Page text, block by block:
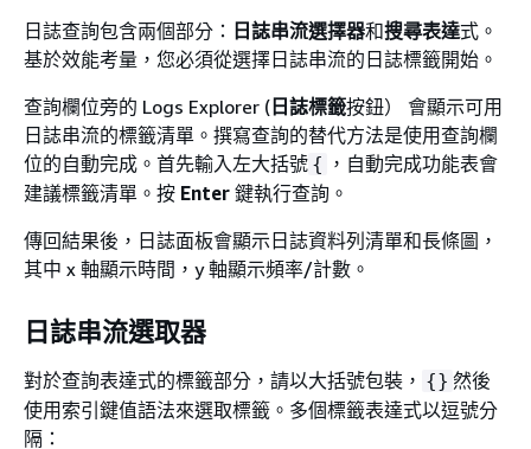
日誌查詢包含兩個部分： 日誌串流選擇器和搜尋表達式。
基於效能考量，您必須從選擇日誌串流的日誌標籤開始。
查詢欄位旁的 Logs Explorer ( 日誌標籤按鈕） 會顯示可用
日誌串流的標籤清單。撰寫查詢的替代方法是使用查詢欄
位的自動完成。首先輸入左大括號 { ，自動完成功能表會
建議標籤清單。按 Enter 鍵執行查詢。
傳回結果後，日誌面板會顯示日誌資料列清單和長條圖，
其中 x 軸顯示時間，y 軸顯示頻率/計數。
日誌串流選取器
對於查詢表達式的標籤部分，請以大括號包裝， {} 然後
使用索引鍵值語法來選取標籤。多個標籤表達式以逗號分
隔：